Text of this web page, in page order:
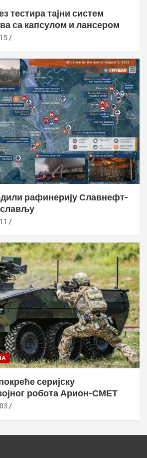
тестира тајни систем
са капсулом и лансером
рафинерију Славнефт-
серијску
робота Арион-СМЕТ